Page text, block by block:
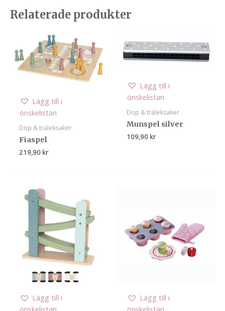
Relaterade produkter
Lägg till i
önskelistan
Dop & träleksaker
Fiaspel
219,90 kr
Lägg till i
önskelistan
Dop & träleksaker
Munspel silver
109,90 kr
Lägg till i
önskelistan
Lägg till i
önskelistan